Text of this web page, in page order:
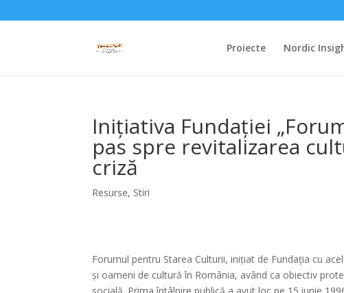
Proiecte Nordic
Inițiativa Fundației
pas spre revitalizarea
criză
Resurse, Stiri
Forumul pentru Starea Culturii, inițiat de Fundația cu
și oameni de cultură în România, având ca obiectiv